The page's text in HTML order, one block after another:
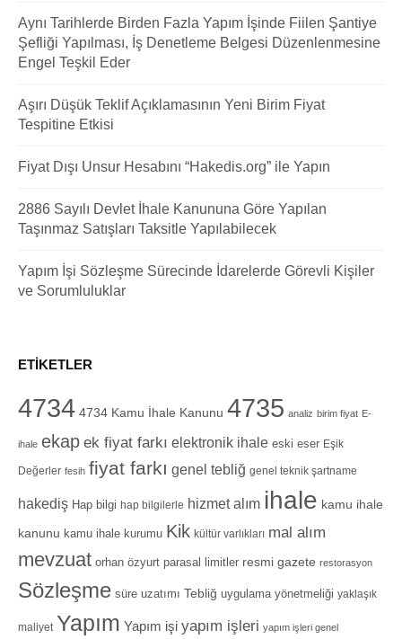
Aynı Tarihlerde Birden Fazla Yapım İşinde Fiilen Şantiye
Şefliği Yapılması, İş Denetleme Belgesi Düzenlenmesine
Engel Teşkil Eder
Aşırı Düşük Teklif Açıklamasının Yeni Birim Fiyat
Tespitine Etkisi
Fiyat Dışı Unsur Hesabını “Hakedis.org” ile Yapın
2886 Sayılı Devlet İhale Kanununa Göre Yapılan
Taşınmaz Satışları Taksitle Yapılabilecek
Yapım İşi Sözleşme Sürecinde İdarelerde Görevli Kişiler
ve Sorumluluklar
ETIKETLER
4734 4734 Kamu İhale Kanunu 4735 analiz birim fiyat E-
ihale ekap ek fiyat farkı elektronik ihale eski eser Eşik
Değerler fesih fiyat farkı genel tebliğ genel teknik şartname
hakediş Hap bilgi hap bilgilerle hizmet alım ihale kamu ihale
kanunu kamu ihale kurumu Kik kültür varlıkları mal alım
mevzuat orhan özyurt parasal limitler resmi gazete restorasyon
Sözleşme süre uzatımı Tebliğ uygulama yönetmeliği yaklaşık
maliyet Yapım Yapım işi yapım işleri yapım işleri genel